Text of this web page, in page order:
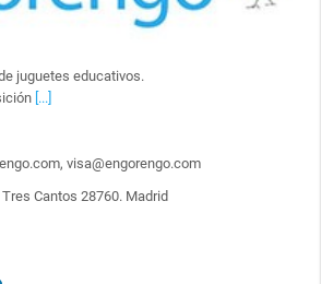
juguetes educativos.
[...]
visa@engorengo.com
Cantos 28760. Madrid